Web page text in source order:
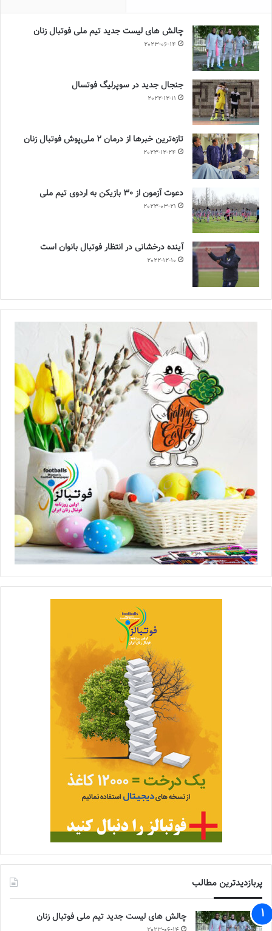
چالش هاى ليست جدید تيم ملى فوتبال زنان
2023-06-14
جنجال جدید در سوپرلیگ فوتسال
2022-12-11
تازه‌ترین خبرها از درمان ۲ ملی‌پوش فوتبال زنان
2023-12-24
دعوت آزمون از 30 بازیکن به اردوی تیم ملی
2023-03-21
آینده درخشانی در انتظار فوتبال بانوان است
2022-12-10
پربازدیدترین مطالب
چالش هاى ليست جدید تيم ملى فوتبال زنان